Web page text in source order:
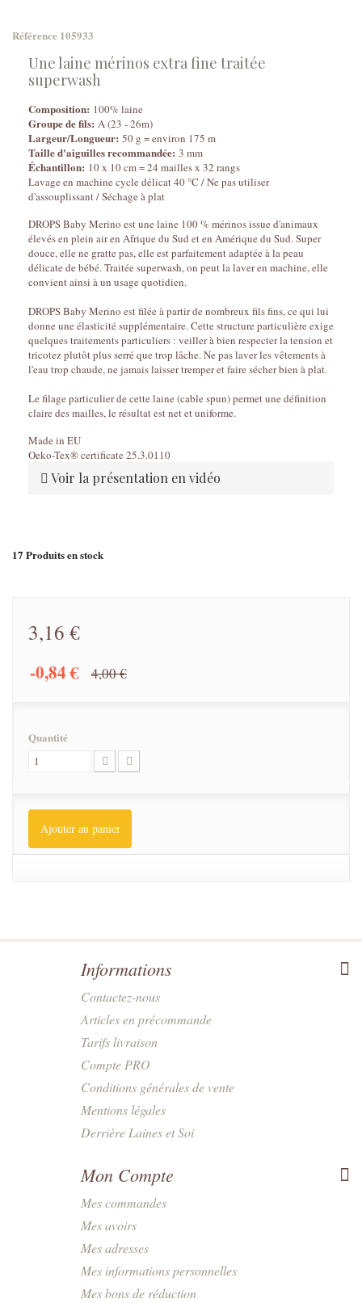
Référence 105933
Une laine mérinos extra fine traitée
superwash
Composition: 100% laine
Groupe de fils: A (23 - 26m)
Largeur/Longueur: 50 g = environ 175 m
Taille d'aiguilles recommandée: 3 mm
Échantillon: 10 x 10 cm = 24 mailles x 32 rangs
Lavage en machine cycle délicat 40 °C / Ne pas utiliser
d'assouplissant / Séchage à plat
DROPS Baby Merino est une laine 100 % mérinos issue d'animaux
élevés en plein air en Afrique du Sud et en Amérique du Sud. Super
douce, elle ne gratte pas, elle est parfaitement adaptée à la peau
délicate de bébé. Traitée superwash, on peut la laver en machine, elle
convient ainsi à un usage quotidien.
DROPS Baby Merino est filée à partir de nombreux fils fins, ce qui lui
donne une élasticité supplémentaire. Cette structure particulière exige
quelques traitements particuliers : veiller à bien respecter la tension et
tricotez plutôt plus serré que trop lâche. Ne pas laver les vêtements à
l'eau trop chaude, ne jamais laisser tremper et faire sécher bien à plat.
Le filage particulier de cette laine (cable spun) permet une définition
claire des mailles, le résultat est net et uniforme.
Made in EU
Oeko-Tex® certificate 25.3.0110
Voir la présentation en vidéo
17 Produits en stock
3,16 €
-0,84 € 4,00 €
Quantité
Ajouter au panier
Informations
Contactez-nous
Articles en précommande
Tarifs livraison
Compte PRO
Conditions générales de vente
Mentions légales
Derrière Laines et Soi
Mon Compte
Mes commandes
Mes avoirs
Mes adresses
Mes informations personnelles
Mes bons de réduction